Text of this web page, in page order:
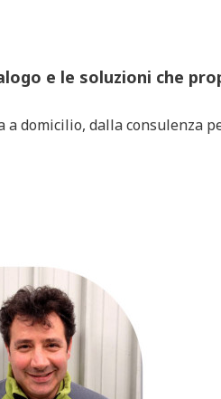
e le soluzioni che
domicilio, dalla consulenza